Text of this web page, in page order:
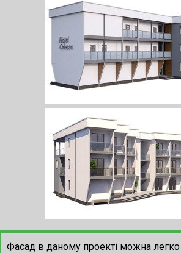
Фасад в даному проекті можна легко